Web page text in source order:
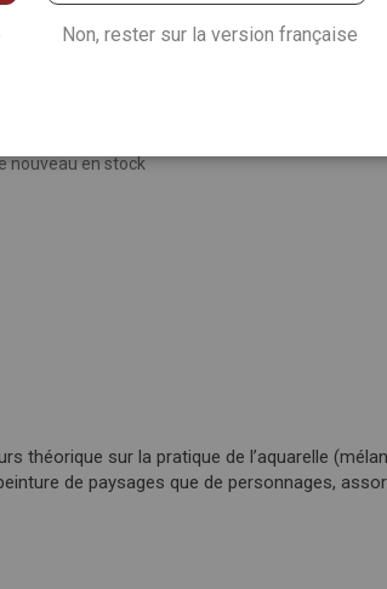
nouveau en stock
théorique sur la pratique de l’aquarelle
de paysages que de personnages,
Non, rester sur la version française